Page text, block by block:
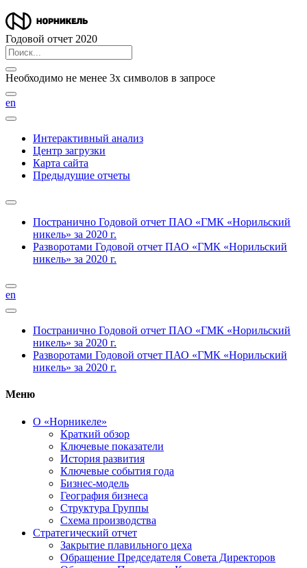
Годовой отчет 2020
Необходимо не менее 3х символов в запросе
en
Интерактивный анализ
Центр загрузки
Карта сайта
Предыдущие отчеты
Постранично Годовой отчет ПАО «ГМК «Норильский
никель» за 2020 г.
Разворотами Годовой отчет ПАО «ГМК «Норильский
никель» за 2020 г.
en
Постранично Годовой отчет ПАО «ГМК «Норильский
никель» за 2020 г.
Разворотами Годовой отчет ПАО «ГМК «Норильский
никель» за 2020 г.
Меню
О «Норникеле»
Краткий обзор
Ключевые показатели
История развития
Ключевые события года
Бизнес-модель
География бизнеса
Структура Группы
Схема производства
Стратегический отчет
Закрытие плавильного цеха
Обращение Председателя Совета Директоров